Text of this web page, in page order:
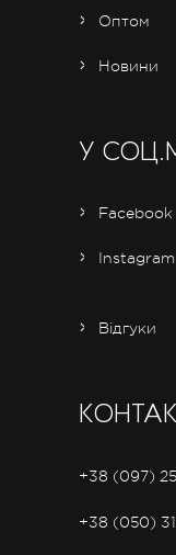
Оптом
Новини
У
Facebook
Instagram
Відгуки
+38 (097)
+38 (050)